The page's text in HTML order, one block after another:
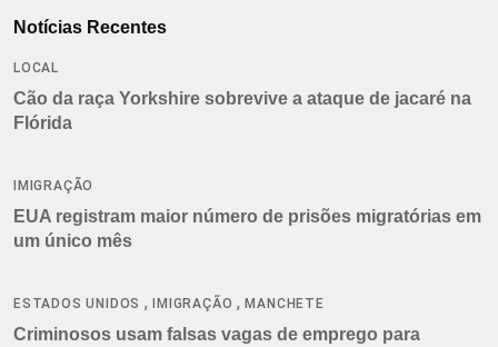
Notícias Recentes
LOCAL
Cão da raça Yorkshire sobrevive a ataque de jacaré na
Flórida
IMIGRAÇÃO
EUA registram maior número de prisões migratórias em
um único mês
ESTADOS UNIDOS ,IMIGRAÇÃO ,MANCHETE
Criminosos usam falsas vagas de emprego para